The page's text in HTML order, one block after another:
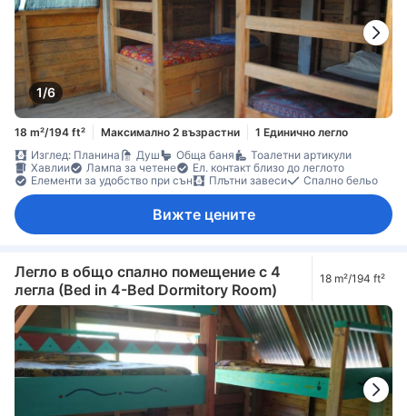
1/6
18 m²/194 ft² Максимално 2 възрастни
1 Единично легло
Изглед: Планина
Душ Обща баня
Тоалетни артикули
Хавлии
Лампа за четене
Ел. контакт близо до леглото
Елементи за удобство при сън
Плътни завеси Спално бельо
Вижте цените
Легло в общо спално помещение с 4
легла (Bed in 4-Bed Dormitory Room)
18 m²/194 ft²